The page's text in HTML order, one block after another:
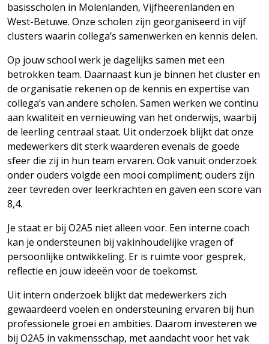
basisscholen in Molenlanden, Vijfheerenlanden en
West-Betuwe. Onze scholen zijn georganiseerd in vijf
clusters waarin collega’s samenwerken en kennis delen.
Op jouw school werk je dagelijks samen met een
betrokken team. Daarnaast kun je binnen het cluster en
de organisatie rekenen op de kennis en expertise van
collega’s van andere scholen. Samen werken we continu
aan kwaliteit en vernieuwing van het onderwijs, waarbij
de leerling centraal staat. Uit onderzoek blijkt dat onze
medewerkers dit sterk waarderen evenals de goede
sfeer die zij in hun team ervaren. Ook vanuit onderzoek
onder ouders volgde een mooi compliment; ouders zijn
zeer tevreden over leerkrachten en gaven een score van
8,4.
Je staat er bij O2A5 niet alleen voor. Een interne coach
kan je ondersteunen bij vakinhoudelijke vragen of
persoonlijke ontwikkeling. Er is ruimte voor gesprek,
reflectie en jouw ideeën voor de toekomst.
Uit intern onderzoek blijkt dat medewerkers zich
gewaardeerd voelen en ondersteuning ervaren bij hun
professionele groei en ambities. Daarom investeren we
bij O2A5 in vakmensschap, met aandacht voor het vak